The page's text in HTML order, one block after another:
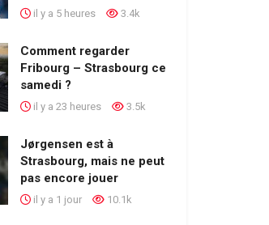
il y a 5 heures 3.4k
Comment regarder
Fribourg – Strasbourg ce
samedi ?
il y a 23 heures 3.5k
Jørgensen est à
Strasbourg, mais ne peut
pas encore jouer
il y a 1 jour 10.1k